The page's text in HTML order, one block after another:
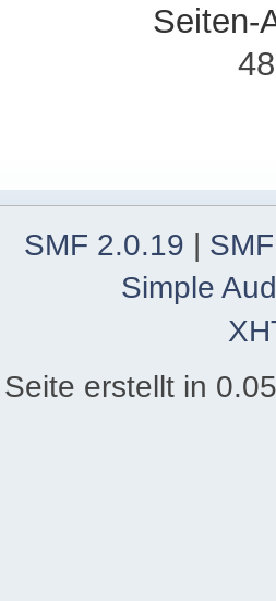
Seiten-
SMF 2.0.19 |
Simple
Seite erstellt in